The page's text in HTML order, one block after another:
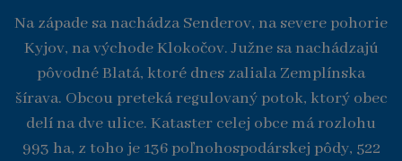
Na západe sa nachádza Senderov, na severe pohorie
Kyjov, na východe Klokočov. Južne sa nachádzajú
pôvodné Blatá, ktoré dnes zaliala Zemplínska
šírava. Obcou preteká regulovaný potok, ktorý obec
delí na dve ulice. Kataster celej obce má rozlohu
993 ha, z toho je 136 poľnohospodárskej pôdy, 522